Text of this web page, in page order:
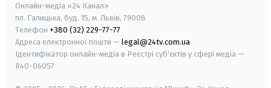
Онлайн-медіа «24 Канал»
пл. Галицька, буд. 15, м. Львів, 79008
Телефон +380 (32) 229-77-77
Адреса електронної пошти — legal@24tv.com.ua
Ідентифікатор онлайн-медіа в Реєстрі суб'єктів у сфері медіа —
R40-06057